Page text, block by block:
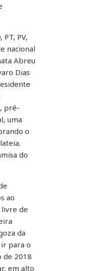
PV,
nacional
Abreu
Dias
pré-
uma
o
do
ao
livre de
da
para o
de 2018
em alto